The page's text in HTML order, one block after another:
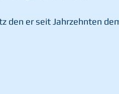
den er seit Jahrzehnten